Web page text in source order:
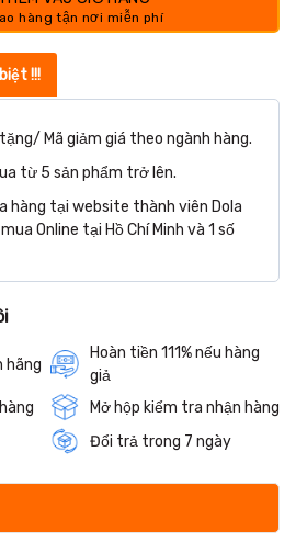
!!!
Mã giảm giá theo ngành hàng.
từ 5 sản phẩm trở lên.
hàng tại website thành viên Dola
Online tại Hồ Chí Minh và 1 số
hãng
Hoàn tiền 111% nếu hàng
giả
Mở hộp kiểm tra nhận hàng
Đổi trả trong 7 ngày